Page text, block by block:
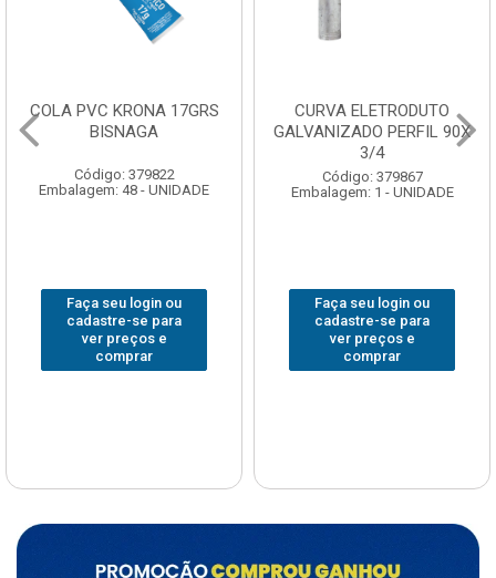
COLA PVC KRONA 17GRS
BISNAGA
Código: 379822
Embalagem: 48 - UNIDADE
Faça seu login ou
cadastre-se para
ver preços e
comprar
CURVA ELETRODUTO
GALVANIZADO PERFIL 90X
3/4
Código: 379867
Embalagem: 1 - UNIDADE
Faça seu login ou
cadastre-se para
ver preços e
comprar